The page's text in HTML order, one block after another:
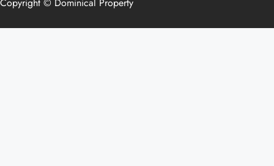
Copyright © Dominical Property